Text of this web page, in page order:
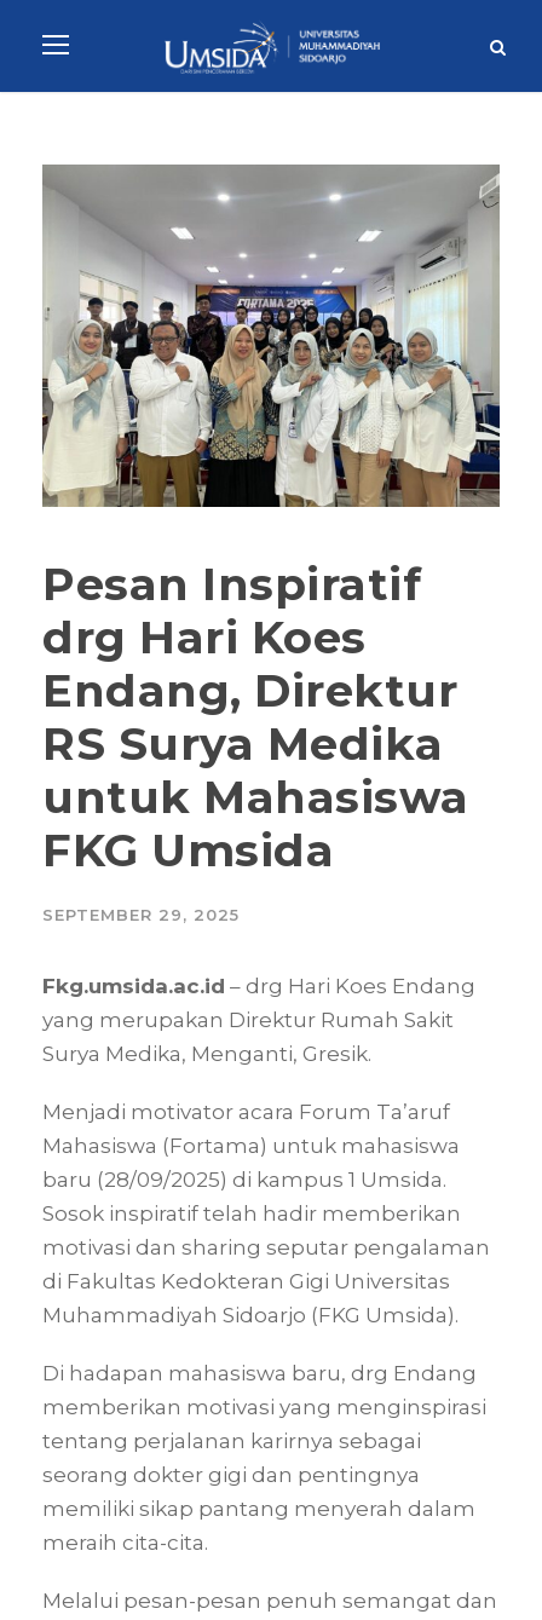
Pesan Inspiratif
drg Hari Koes
Endang, Direktur
RS Surya Medika
untuk Mahasiswa
FKG Umsida
SEPTEMBER 29, 2025
Fkg.umsida.ac.id – drg Hari Koes Endang
yang merupakan Direktur Rumah Sakit
Surya Medika, Menganti, Gresik.
Menjadi motivator acara Forum Ta’aruf
Mahasiswa (Fortama) untuk mahasiswa
baru (28/09/2025) di kampus 1 Umsida.
Sosok inspiratif telah hadir memberikan
motivasi dan sharing seputar pengalaman
di Fakultas Kedokteran Gigi Universitas
Muhammadiyah Sidoarjo (FKG Umsida).
Di hadapan mahasiswa baru, drg Endang
memberikan motivasi yang menginspirasi
tentang perjalanan karirnya sebagai
seorang dokter gigi dan pentingnya
memiliki sikap pantang menyerah dalam
meraih cita-cita.
Melalui pesan-pesan penuh semangat dan